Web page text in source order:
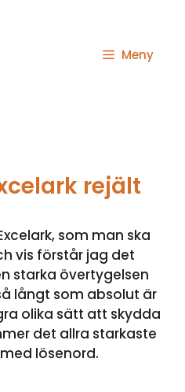
Meny
rejält
som man ska
vis förstår jag det
starka övertygelsen
långt som absolut är
olika sätt att skydda
det allra starkaste
lösenord.